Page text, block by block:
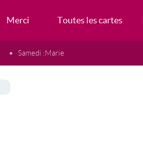
Merci Toutes les cartes
Samedi :Marie